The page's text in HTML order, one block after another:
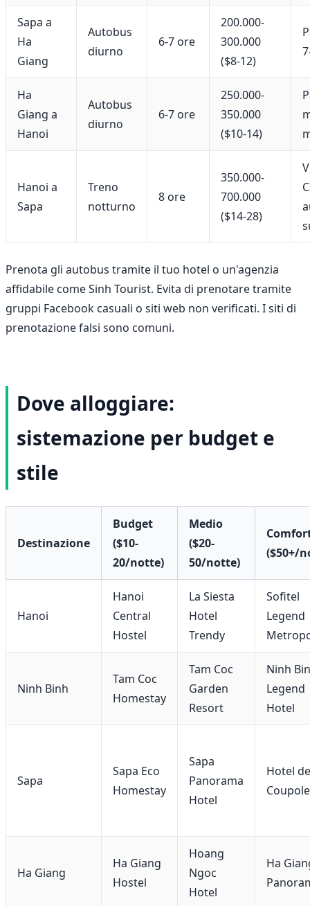
Sapa a
Ha
Giang
Autobus
diurno
6-7 ore
200.000-
300.000
($8-12)
Ha
Giang a
Hanoi
Autobus
diurno
6-7 ore
250.000-
350.000
($10-14)
Hanoi a
Sapa
Treno
notturno
8 ore
350.000-
700.000
($14-28)
Prenota gli autobus tramite il tuo hotel o un'agenzia
affidabile come Sinh Tourist. Evita di prenotare tramite
gruppi Facebook casuali o siti web non verificati. I siti di
prenotazione falsi sono comuni.
Dove alloggiare:
sistemazione per budget e
stile
Destinazione
Budget
($10-
20/notte)
Medio
($20-
50/notte)
($50+/
Hanoi
Hanoi
Central
Hostel
La Siesta
Hotel
Trendy
Sofitel
Legend
Ninh Binh
Tam Coc
Homestay
Tam Coc
Garden
Resort
Ninh
Legend
Hotel
Sapa
Sapa Eco
Homestay
Sapa
Panorama
Hotel
Hotel
Coupole
Ha Giang
Ha Giang
Hostel
Hoang
Ngoc
Hotel
Ha